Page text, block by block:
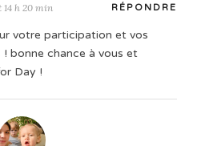
14 h 20 min RÉPONDRE
votre participation et vos
bonne chance à vous et
Day !